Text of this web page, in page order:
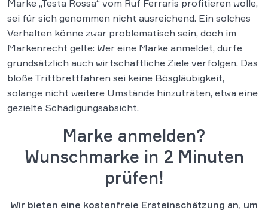
Marke „Testa Rossa“ vom Ruf Ferraris profitieren wolle,
sei für sich genommen nicht ausreichend. Ein solches
Verhalten könne zwar problematisch sein, doch im
Markenrecht gelte: Wer eine Marke anmeldet, dürfe
grundsätzlich auch wirtschaftliche Ziele verfolgen. Das
bloße Trittbrettfahren sei keine Bösgläubigkeit,
solange nicht weitere Umstände hinzuträten, etwa eine
gezielte Schädigungsabsicht.
Marke anmelden?
Wunschmarke in 2 Minuten
prüfen!
Wir bieten eine kostenfreie Ersteinschätzung an, um